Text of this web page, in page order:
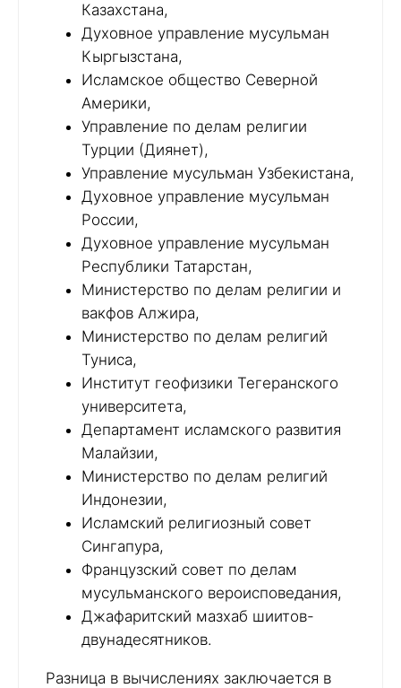
Казахстана,
Духовное управление мусульман
Кыргызстана,
Исламское общество Северной
Америки,
Управление по делам религии
Турции (Диянет),
Управление мусульман Узбекистана,
Духовное управление мусульман
России,
Духовное управление мусульман
Республики Татарстан,
Министерство по делам религии и
вакфов Алжира,
Министерство по делам религий
Туниса,
Институт геофизики Тегеранского
университета,
Департамент исламского развития
Малайзии,
Министерство по делам религий
Индонезии,
Исламский религиозный совет
Сингапура,
Французский совет по делам
мусульманского вероисповедания,
Джафаритский мазхаб шиитов-
двунадесятников.
Разница в вычислениях заключается в